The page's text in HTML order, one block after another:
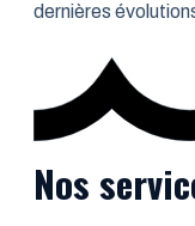
dernières
Nos